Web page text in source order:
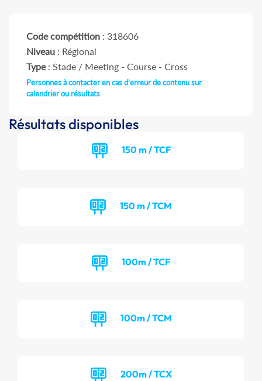
Code compétition : 318606
Niveau : Régional
Type: Stade / Meeting - Course - Cross
Personnes à contacter en cas d'erreur de contenu sur
calendrier ou résultats
Résultats disponibles
150 m / TCF
150 m / TCM
100m / TCF
100m / TCM
200m / TCX